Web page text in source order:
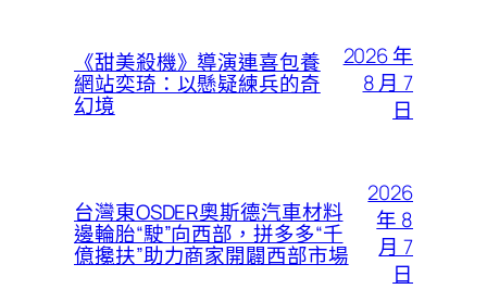
《甜美殺機》導演連喜包養
網站奕琦：以懸疑練兵的奇
幻境
2026 年
8 月 7
日
台灣東OSDER奧斯德汽車材料
邊輪胎“駛”向西部，拼多多“千
億攙扶”助力商家開闢西部市場
2026
年 8
月 7
日